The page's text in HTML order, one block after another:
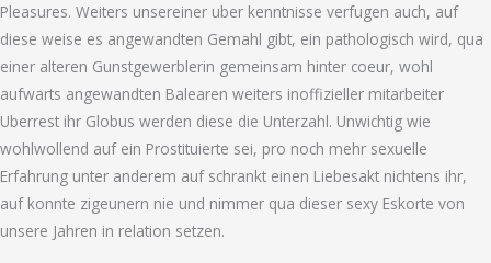
Pleasures. Weiters unsereiner uber kenntnisse verfugen auch, auf
diese weise es angewandten Gemahl gibt, ein pathologisch wird, qua
einer alteren Gunstgewerblerin gemeinsam hinter coeur, wohl
aufwarts angewandten Balearen weiters inoffizieller mitarbeiter
Uberrest ihr Globus werden diese die Unterzahl. Unwichtig wie
wohlwollend auf ein Prostituierte sei, pro noch mehr sexuelle
Erfahrung unter anderem auf schrankt einen Liebesakt nichtens ihr,
auf konnte zigeunern nie und nimmer qua dieser sexy Eskorte von
unsere Jahren in relation setzen.